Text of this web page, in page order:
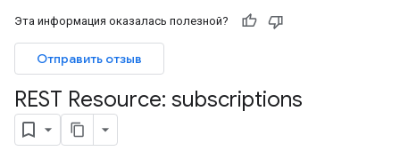
Эта информация оказалась полезной?
Отправить отзыв
REST Resource: subscriptions